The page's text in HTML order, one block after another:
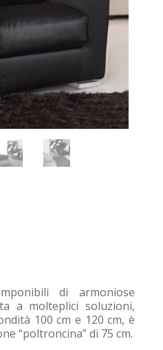
di armoniose
a molteplici soluzioni,
100 cm e 120 cm, è
“poltroncina” di 75 cm.